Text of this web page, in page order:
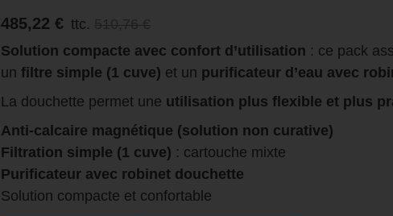
485,22 € ttc.
Solution compacte avec confort d’utilisation : ce pack
un filtre simple (1 cuve) et un purificateur d’eau avec
La douchette permet une utilisation plus flexible et plus
Anti-calcaire magnétique (solution non curative)
Filtration simple (1 cuve) : cartouche mixte
Purificateur avec robinet douchette
Solution compacte et confortable